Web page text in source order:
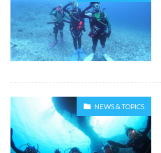
NEWS & TOPICS